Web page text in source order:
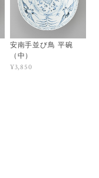
安南手並び鳥 平碗
（中）
¥3,850